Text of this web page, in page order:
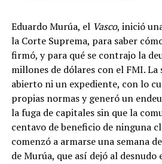
Eduardo Murúa, el Vasco, inició
la Corte Suprema, para saber
firmó, y para qué se contrajo la
millones de dólares con el FMI. La
abierto ni un expediente, con lo
propias normas y generó un
la fuga de capitales sin que la
centavo de beneficio de ninguna
comenzó a armarse una semana
de Murúa, que así dejó al